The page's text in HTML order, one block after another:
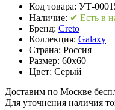
Код товара: УТ-
Наличие: ✔ Есть в
Бренд: Creto
Коллекция: Galaxy
Страна: Россия
Размер: 60x60
Цвет: Серый
Доставим по Москве
Для уточнения наличия